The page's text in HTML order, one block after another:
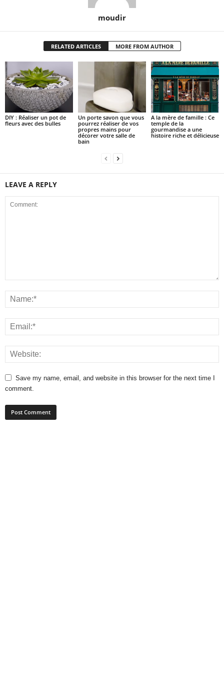
moudir
RELATED ARTICLES MORE FROM AUTHOR
DIY : Réaliser un pot de
fleurs avec des bulles
Un porte savon que vous
pourrez réaliser de vos
propres mains pour
décorer votre salle de
bain
A la mère de famille : Ce
temple de la
gourmandise a une
histoire riche et délicieuse
LEAVE A REPLY
Save my name, email, and website in this browser for the next time I
comment.